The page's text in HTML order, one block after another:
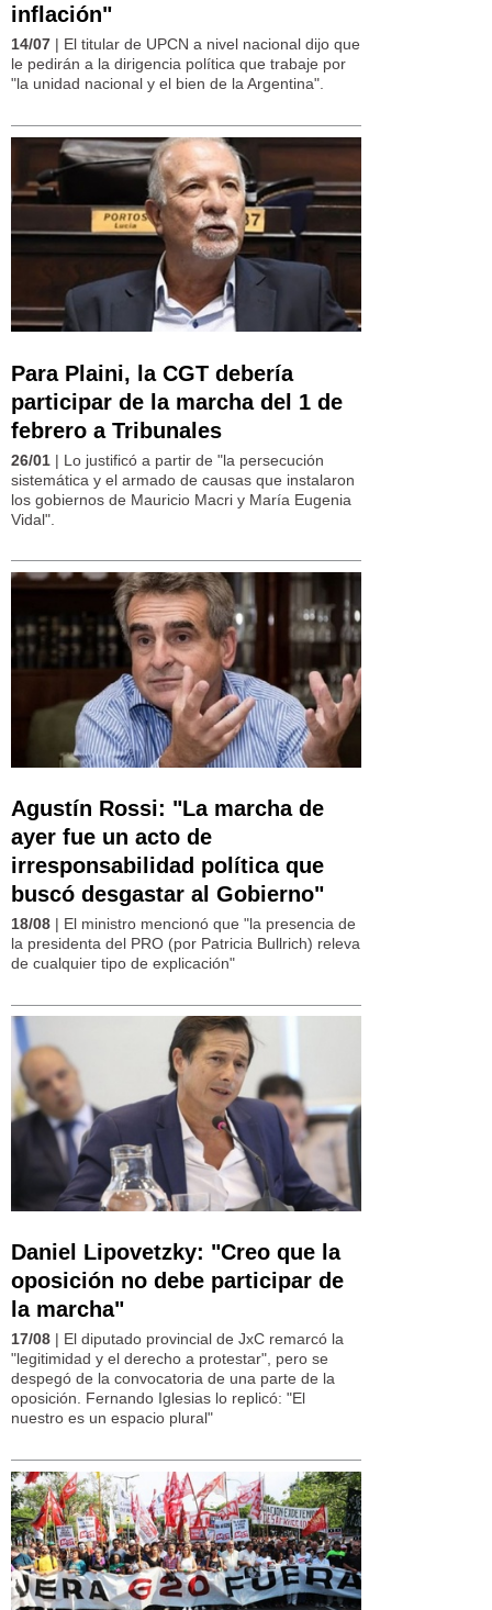
inflación"
14/07 | El titular de UPCN a nivel nacional dijo que
le pedirán a la dirigencia política que trabaje por
"la unidad nacional y el bien de la Argentina".
Para Plaini, la CGT debería
participar de la marcha del 1 de
febrero a Tribunales
26/01 | Lo justificó a partir de "la persecución
sistemática y el armado de causas que instalaron
los gobiernos de Mauricio Macri y María Eugenia
Vidal".
Agustín Rossi: "La marcha de
ayer fue un acto de
irresponsabilidad política que
buscó desgastar al Gobierno"
18/08 | El ministro mencionó que "la presencia de
la presidenta del PRO (por Patricia Bullrich) releva
de cualquier tipo de explicación"
Daniel Lipovetzky: "Creo que la
oposición no debe participar de
la marcha"
17/08 | El diputado provincial de JxC remarcó la
"legitimidad y el derecho a protestar", pero se
despegó de la convocatoria de una parte de la
oposición. Fernando Iglesias lo replicó: "El
nuestro es un espacio plural"